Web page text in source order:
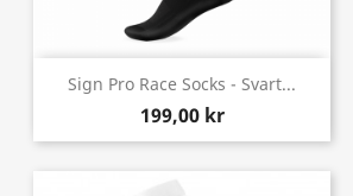
Sign Pro Race Socks - Svart...
199,00 kr